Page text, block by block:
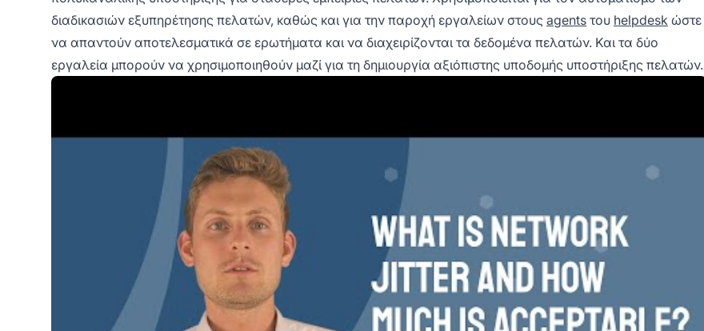
διαδικασιών εξυπηρέτησης πελατών, καθώς και για την παροχή εργαλείων στους agents του helpdesk ώστε
να απαντούν αποτελεσματικά σε ερωτήματα και να διαχειρίζονται τα δεδομένα πελατών. Και τα δύο
εργαλεία μπορούν να χρησιμοποιηθούν μαζί για τη δημιουργία αξιόπιστης υποδομής υποστήριξης πελατών.